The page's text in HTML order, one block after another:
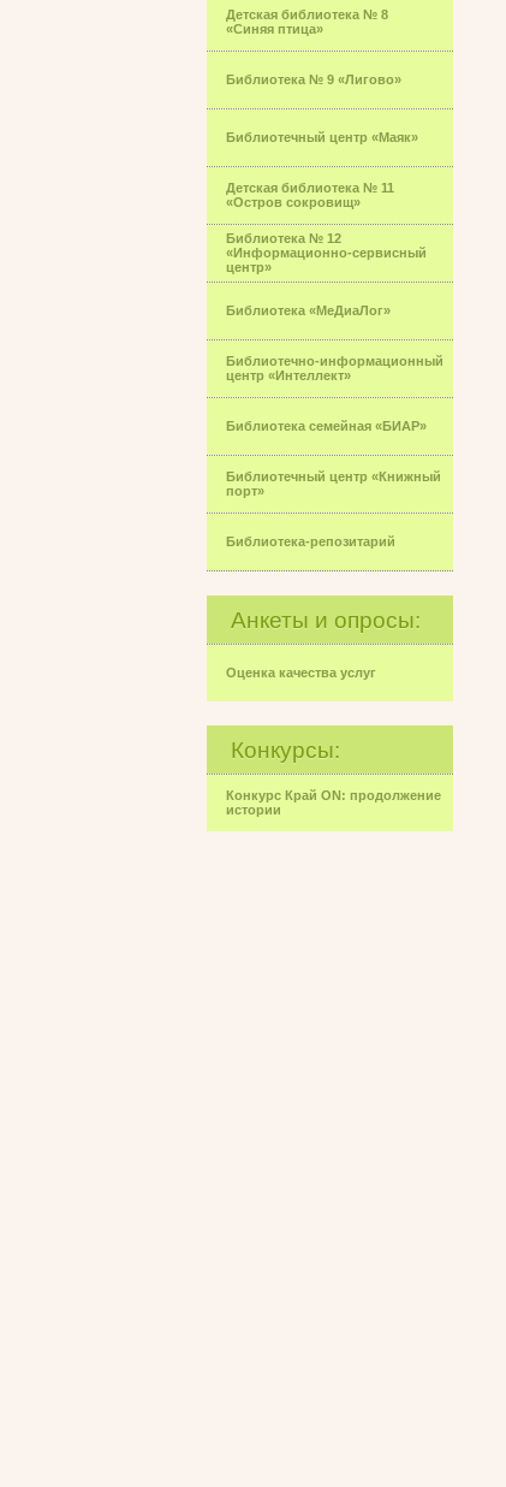
Детская библиотека № 8
«Синяя птица»
Библиотека № 9 «Лигово»
Библиотечный центр «Маяк»
Детская библиотека № 11
«Остров сокровищ»
Библиотека № 12
«Информационно-сервисный
центр»
Библиотека «МеДиаЛог»
Библиотечно-информационный
центр «Интеллект»
Библиотека семейная «БИАР»
Библиотечный центр «Книжный
порт»
Библиотека-репозитарий
Анкеты и опросы:
Оценка качества услуг
Конкурсы:
Конкурс Край ON: продолжение
истории